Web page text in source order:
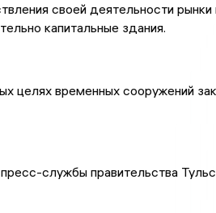
своей деятельности рынки
капитальные здания.
целях временных сооружений
службы правительства